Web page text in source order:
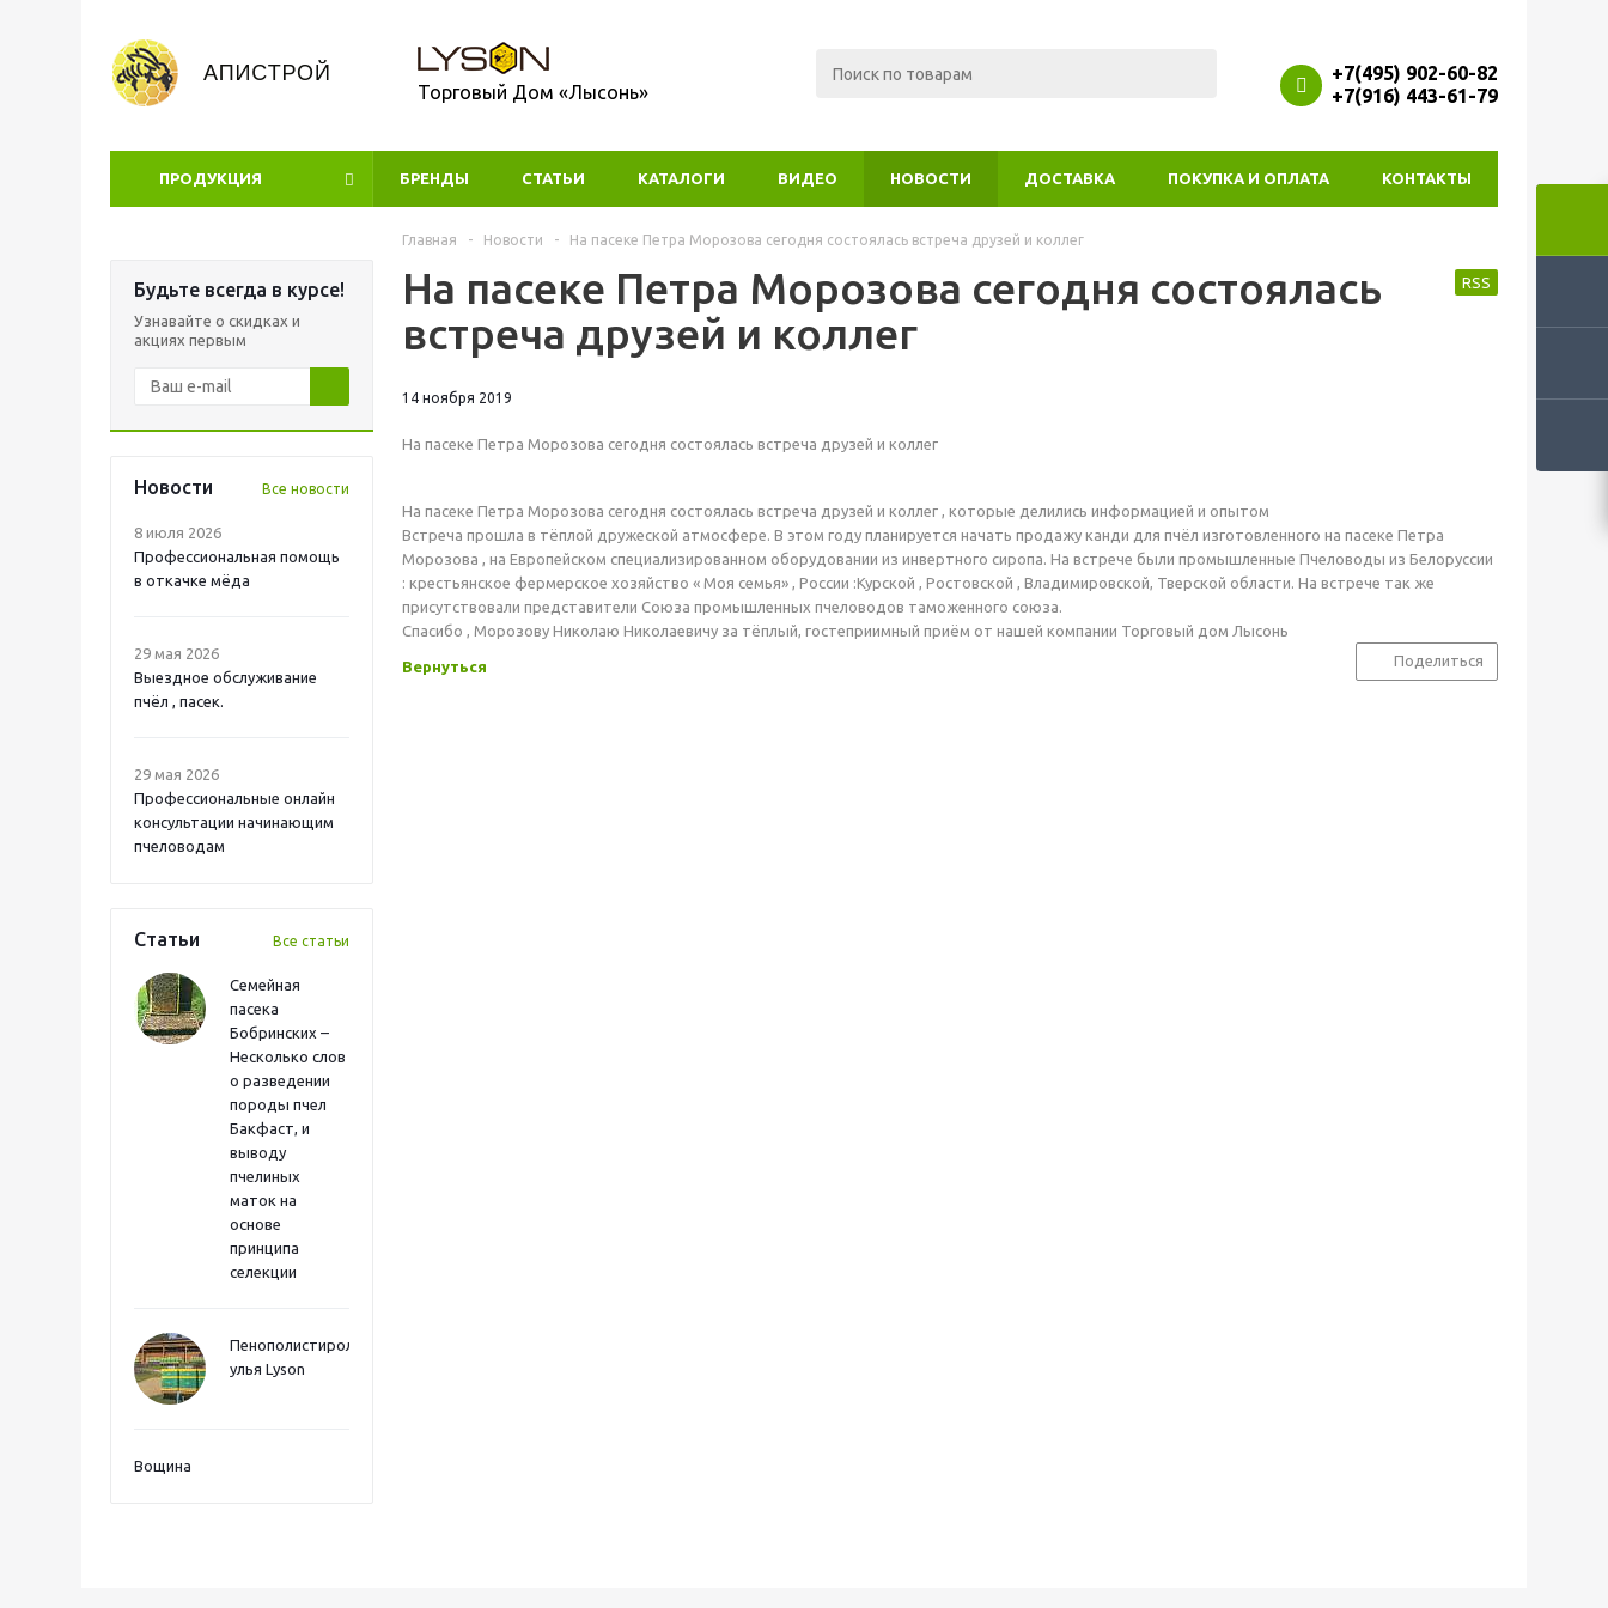
Торговый Дом «Лысонь»
+7(495) 902-60-82
+7(916) 443-61-79
ПРОДУКЦИЯ УЦЕНКА
БРЕНДЫ СТАТЬИ КАТАЛОГИ ВИДЕО НОВОСТИ ДОСТАВКА ПОКУПКА И ОПЛАТА КОНТАКТЫ
Будьте всегда в курсе!
Узнавайте о скидках и
акциях первым
Новости Все новости
8 июля 2026
Профессиональная помощь
в откачке мёда
29 мая 2026
Выездное обслуживание
пчёл , пасек.
29 мая 2026
Профессиональные онлайн
консультации начинающим
пчеловодам
Статьи Все статьи
Семейная
пасека
Бобринских –
Несколько слов
о разведении
породы пчел
Бакфаст, и
выводу
пчелиных
маток на
основе
принципа
селекции
Пенополистиролные
улья Lyson
Вощина
Главная - Новости - На пасеке Петра Морозова сегодня состоялась встреча друзей и коллег
На пасеке Петра Морозова сегодня состоялась
встреча друзей и коллег
RSS
14 ноября 2019
На пасеке Петра Морозова сегодня состоялась встреча друзей и коллег
На пасеке Петра Морозова сегодня состоялась встреча друзей и коллег , которые делились информацией и опытом
Встреча прошла в тёплой дружеской атмосфере. В этом году планируется начать продажу канди для пчёл изготовленного на пасеке Петра
Морозова , на Европейском специализированном оборудовании из инвертного сиропа. На встрече были промышленные Пчеловоды из Белоруссии
: крестьянское фермерское хозяйство « Моя семья» , России :Курской , Ростовской , Владимировской, Тверской области. На встрече так же
присутствовали представители Союза промышленных пчеловодов таможенного союза.
Спасибо , Морозову Николаю Николаевичу за тёплый, гостеприимный приём от нашей компании Торговый дом Лысонь
Вернуться Поделиться